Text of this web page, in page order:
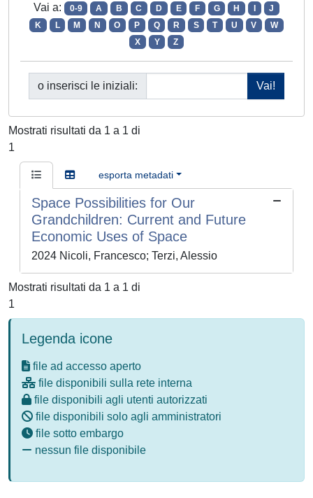
Vai a: 0-9 A B C D E F G H
J
K
L M N O P Q R S T U V
W
X
Y Z
o inserisci le iniziali:
Mostrati risultati da 1 a 1 di
1
esporta metadati
Space Possibilities for Our
Grandchildren: Current and Future
Economic Uses of Space
2024 Nicoli, Francesco; Terzi, Alessio
Mostrati risultati da 1 a 1 di
1
Legenda icone
file ad accesso aperto
file disponibili sulla rete interna
file disponibili agli utenti autorizzati
file disponibili solo agli amministratori
file sotto embargo
nessun file disponibile